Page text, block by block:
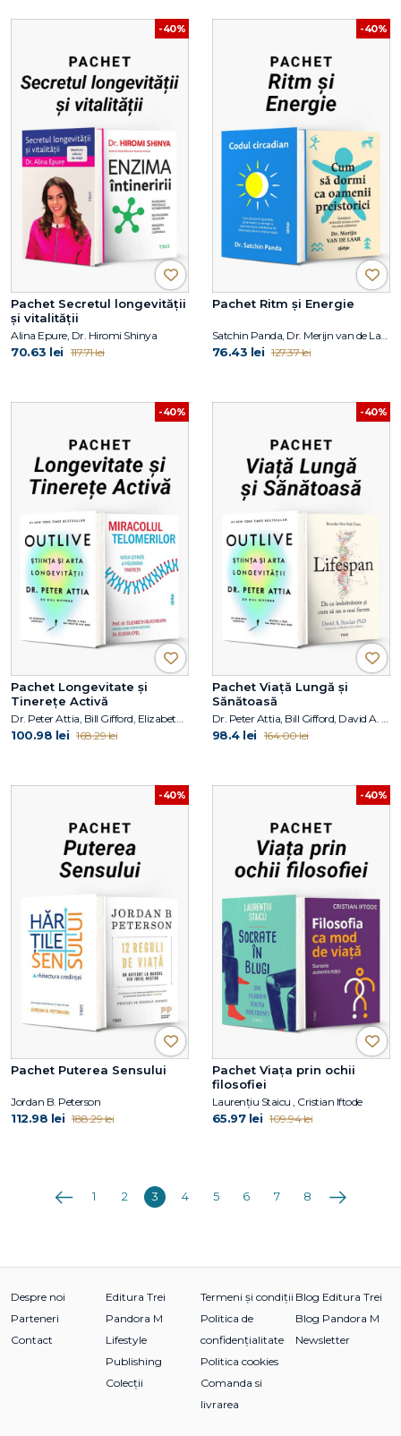
-40%
Pachet Secretul longevității
și vitalității
Alina Epure, Dr. Hiromi Shinya
70.63 lei 117.71 lei
-40%
Pachet Ritm și Energie
76.43 lei 127.37 lei
-40%
Pachet Longevitate și
Tinerețe Activă
100.98 lei 168.29 lei
-40%
Pachet Viață Lungă și
Sănătoasă
98.4 lei 164.00 lei
-40%
Pachet Puterea Sensului
Jordan B. Peterson
112.98 lei 188.29 lei
-40%
Pachet Viața prin ochii
filosofiei
Laurențiu Staicu , Cristian Iftode
65.97 lei 109.94 lei
Anterioara
1 2 3 4 5 6 7 8 Următoarea
Despre noi
Parteneri
Contact
Editura Trei
Pandora M
Lifestyle
Publishing
Colecții
Termeni și condiții
Politica de
confidențialitate
Politica cookies
Comanda si
livrarea
Blog Editura Trei
Blog Pandora M
Newsletter